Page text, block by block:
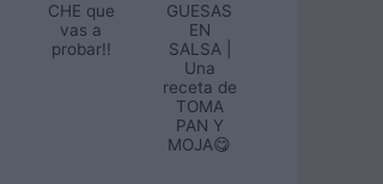
CHE que
vas a
probar!!
GUESAS
EN
SALSA |
Una
receta de
TOMA
PAN Y
MOJA😋